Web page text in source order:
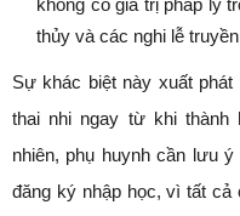
không có giá trị pháp lý
thủy và các nghi lễ
Sự khác biệt này xuất
thai nhi ngay từ khi
nhiên, phụ huynh cần lưu
đăng ký nhập học, vì tất cả